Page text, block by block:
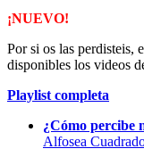
¡NUEVO!
Por si os las perdisteis,
disponibles los videos
Playlist completa
¿Cómo percibe
Alfosea